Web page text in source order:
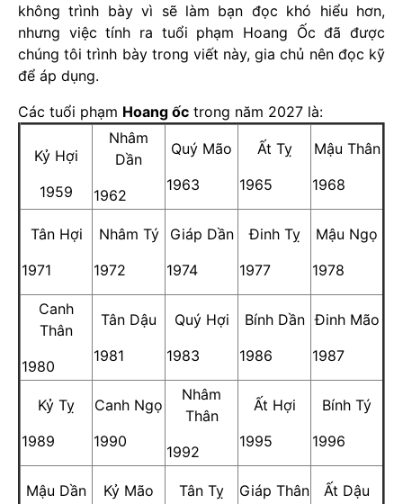
không trình bày vì sẽ làm bạn đọc khó hiểu hơn,
nhưng việc tính ra tuổi phạm Hoang Ốc đã được
chúng tôi trình bày trong viết này, gia chủ nên đọc kỹ
để áp dụng.
Các tuổi phạm Hoang ốc trong năm 2027 là:
Kỷ Hợi
1959
Nhâm
Dần
1962
Quý Mão
1963
Ất Tỵ
1965
Mậu Thân
1968
Tân Hợi
1971
Nhâm Tý
1972
Giáp Dần
1974
Đinh Tỵ
1977
Mậu Ngọ
1978
Canh
Thân
1980
Tân Dậu
1981
Quý Hợi
1983
Bính Dần
1986
Đinh Mão
1987
Kỷ Tỵ
1989
Canh Ngọ
1990
Nhâm
Thân
1992
Ất Hợi
1995
Bính Tý
1996
Mậu Dần
Kỷ Mão
Tân Tỵ
Giáp Thân
Ất Dậu